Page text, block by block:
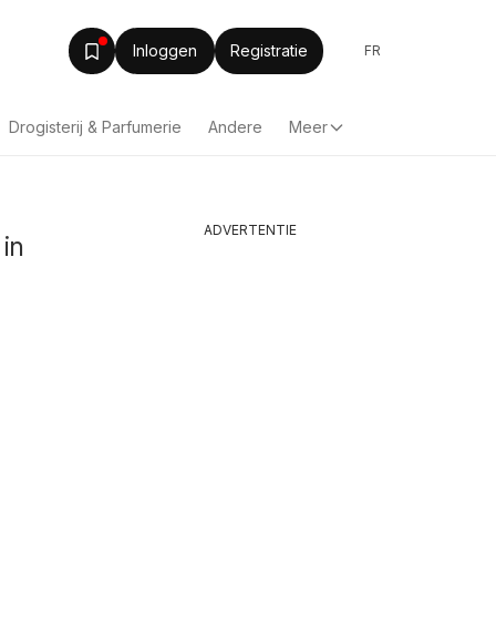
Inloggen Registratie FR
Drogisterij & Parfumerie Andere Meer
ADVERTENTIE